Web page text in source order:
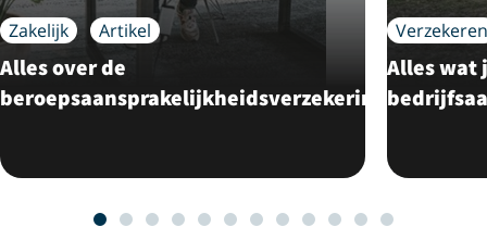
Zakelijk Artikel
Alles over de
beroepsaansprakelijkheidsverzekering
Verzekeren
Alles wat